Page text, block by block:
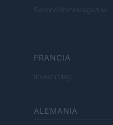
SecondHomeMagazine
FRANCIA
InvestirMag
ALEMANIA